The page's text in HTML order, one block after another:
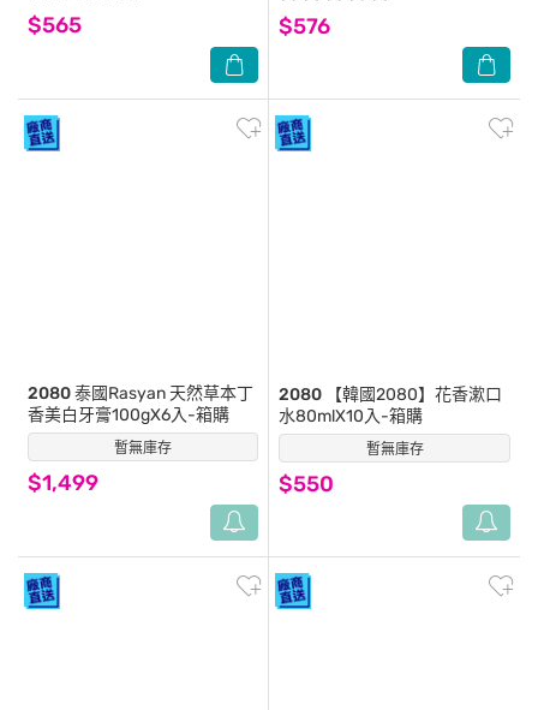
$565 $576
暫無庫存
2080泰國Rasyan 天然草本丁
香美白牙膏100gX6入-箱購
$1,499
(0) 暫無庫存
2080 【韓國2080】花香漱口
水80mlX10入-箱購
$550
(0)